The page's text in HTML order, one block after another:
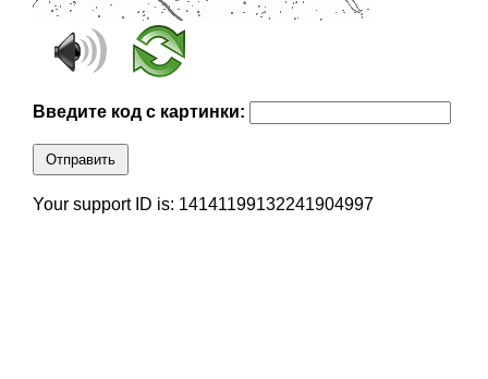
Введите код с картинки:
Отправить
Your support ID is: 14141199132241904997